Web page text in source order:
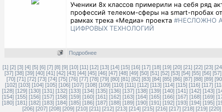
Ученики 8х классов примерили на себя ряд
профессий телеком-сферы на smart-пробах
рамках трека «Медиа» проекта #НЕСЛОЖНО
ЦИФРОВЫХ ТЕХНОЛОГИЙ
Подробнее
[1] [2] [3] [4] [5] [6] [7] [8] [9] [10] [11] [12] [13] [14] [15] [16] [17] [18] [19] [20] [21] [22] [23]
[37] [38] [39] [40] [41] [42] [43] [44] [45] [46] [47] [48] [49] [50] [51] [52] [53] [54] [55] [56] [57]
[70] [71] [72] [73] [74] [75] [76] [77] [78] [79] [80] [81] [82] [83] [84] [85] [86] [87] [88] [89]
[102] [103] [104] [105] [106] [107] [108] [109] [110] [111] [112] [113] [114] [115] [116] [117]
[128] [129] [130] [131] [132] [133] [134] [135] [136] [137] [138] [139] [140] [141] [142] [143]
[154] [155] [156] [157] [158] [159] [160] [161] [162] [163] [164] [165] [166] [167] [168] [169]
[180] [181] [182] [183] [184] [185] [186] [187] [188] [189] [190] [191] [192] [193] [194] [195]
[206] [207] [208] [209] [210] [211] [212] [213] [214] [215] [216] [217] [218] [219] [220]